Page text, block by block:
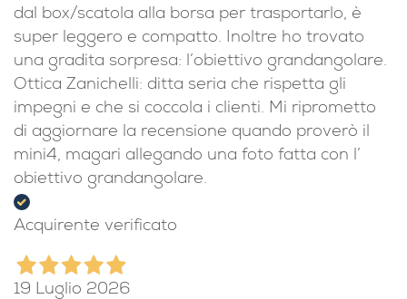
dal box/scatola alla borsa per trasportarlo, è
super leggero e compatto. Inoltre ho trovato
una gradita sorpresa: l’obiettivo grandangolare.
Ottica Zanichelli: ditta seria che rispetta gli
impegni e che si coccola i clienti. Mi riprometto
di aggiornare la recensione quando proverò il
mini4, magari allegando una foto fatta con l’
obiettivo grandangolare.
Acquirente verificato
19 Luglio 2026